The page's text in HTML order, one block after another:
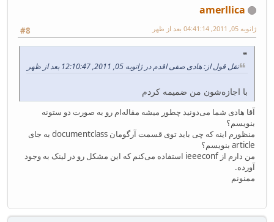
amerllica
#8 ژانویه 05, 2011, 04:41:14 بعد از ظهر
نقل قول از: هادی صفی اقدم در ژانویه 05, 2011, 12:10:47 بعد از ظهر
با اجازه‌شون من ضمیمه کردم
آقا هادی شما می‌دونید چطور میشه مقاله‌ام رو به صورت دو ستونه
بنویسم؟
منظورم اینه که چی باید توی قسمت آرگومان documentclass به جای
article بنویسم؟
من دارم از ieeeconf استفاده می‌کنم که این مشکل رو در لینک به وجود
آورده.
ممنونم